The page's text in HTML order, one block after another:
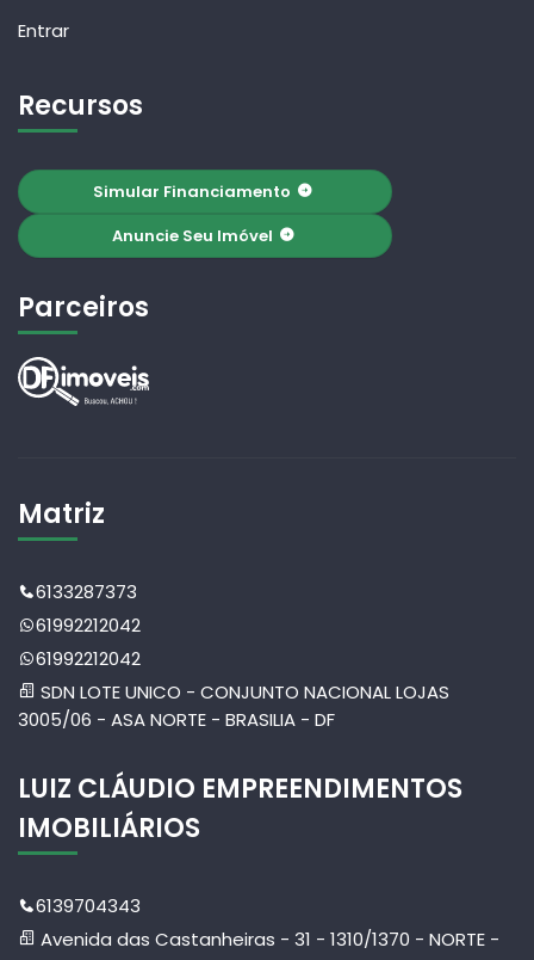
Entrar
Recursos
Simular Financiamento
Anuncie Seu Imóvel
Parceiros
Matriz
6133287373
61992212042
61992212042
SDN LOTE UNICO - CONJUNTO NACIONAL LOJAS
3005/06 - ASA NORTE - BRASILIA - DF
LUIZ CLÁUDIO EMPREENDIMENTOS
IMOBILIÁRIOS
6139704343
Avenida das Castanheiras - 31 - 1310/1370 - NORTE -